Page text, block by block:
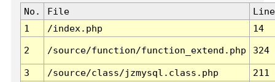
No. File
Line
1
/index.php 14
2 /source/function/function_extend.php 324
3 /source/class/jzmysql.class.php
211